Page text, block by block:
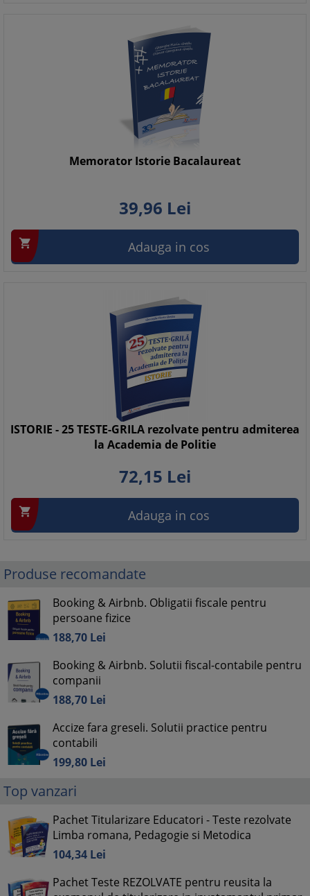
Memorator Istorie Bacalaureat
39,96 Lei
 Adauga in cos
ISTORIE - 25 TESTE-GRILA rezolvate pentru admiterea
la Academia de Politie
72,15 Lei
 Adauga in cos
Produse recomandate
Booking & Airbnb. Obligatii fiscale pentru
persoane fizice
188,70 Lei
Booking & Airbnb. Solutii fiscal-contabile pentru
companii
188,70 Lei
Accize fara greseli. Solutii practice pentru
contabili
199,80 Lei
Top vanzari
Pachet Titularizare Educatori - Teste rezolvate
Limba romana, Pedagogie si Metodica
104,34 Lei
Pachet Teste REZOLVATE pentru reusita la